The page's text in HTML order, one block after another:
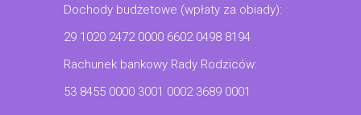
Dochody budżetowe (wpłaty za obiady):
29 1020 2472 0000 6602 0498 8194
Rachunek bankowy Rady Rodziców:
53 8455 0000 3001 0002 3689 0001